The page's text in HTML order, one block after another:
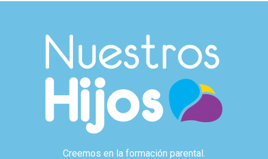
Creemos en la formación parental.